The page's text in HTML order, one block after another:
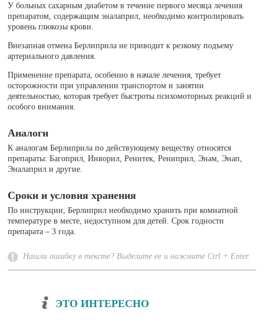
У больных сахарным диабетом в течение первого месяца лечения
препаратом, содержащим эналаприл, необходимо контролировать
уровень глюкозы крови.
Внезапная отмена Берлиприла не приводит к резкому подъему
артериального давления.
Применение препарата, особенно в начале лечения, требует
осторожности при управлении транспортом и занятии
деятельностью, которая требует быстроты психомоторных реакций и
особого внимания.
Аналоги
К аналогам Берлиприла по действующему веществу относятся
препараты: Багоприл, Инворил, Ренитек, Рениприл, Энам, Энап,
Эналаприл и другие.
Сроки и условия хранения
По инструкции, Берлиприл необходимо хранить при комнатной
температуре в месте, недоступном для детей. Срок годности
препарата – 3 года.
Нашли ошибку в тексте? Выделите ее и нажмите Ctrl + Enter.
ЭТО ИНТЕРЕСНО